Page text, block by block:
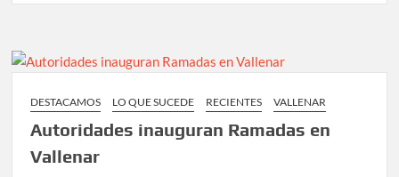
personas
por
en
Huasco
DESTACAMOS LO QUE SUCEDE RECIENTES VALLENAR
Autoridades inauguran Ramadas en
Vallenar